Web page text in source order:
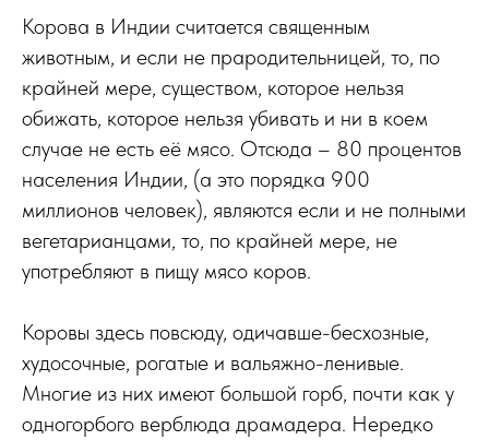
Корова в Индии считается священным
животным, и если не прародительницей, то, по
крайней мере, существом, которое нельзя
обижать, которое нельзя убивать и ни в коем
случае не есть её мясо. Отсюда – 80 процентов
населения Индии, (а это порядка 900
миллионов человек), являются если и не полными
вегетарианцами, то, по крайней мере, не
употребляют в пищу мясо коров.
Коровы здесь повсюду, одичавше-бесхозные,
худосочные, рогатые и вальяжно-ленивые.
Многие из них имеют большой горб, почти как у
одногорбого верблюда драмадера. Нередко